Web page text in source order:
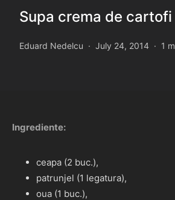
Supa crema de cartofi
Eduard Nedelcu July 24, 2014 1
Ingrediente:
ceapa (2 buc.),
patrunjel (1 legatura),
oua (1 buc.),